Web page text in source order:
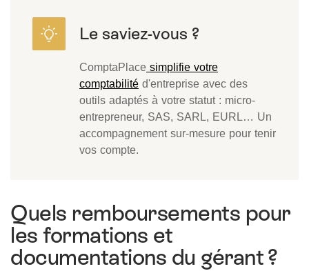
ComptaPlace simplifie votre
comptabilité d'entreprise avec des
outils adaptés à votre statut : micro-
entrepreneur, SAS, SARL, EURL… Un
accompagnement sur-mesure pour tenir
vos compte.
Quels remboursements pour
les formations et
documentations du gérant ?